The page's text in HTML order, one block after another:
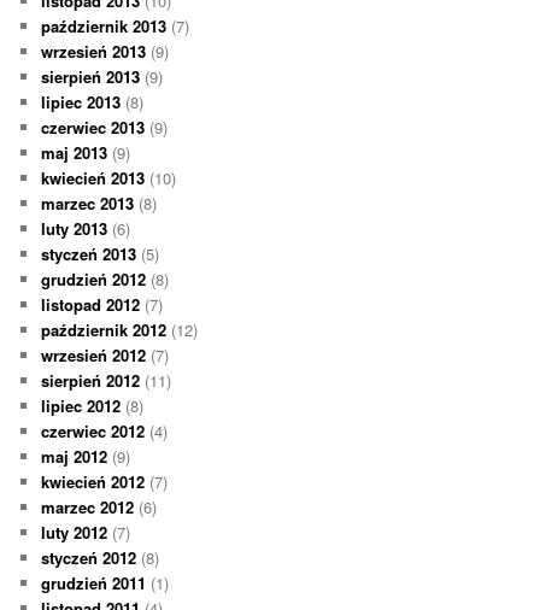
październik 2013 (7)
wrzesień 2013 (9)
sierpień 2013 (9)
lipiec 2013 (8)
czerwiec 2013 (9)
maj 2013 (9)
kwiecień 2013 (10)
marzec 2013 (8)
luty 2013 (6)
styczeń 2013 (5)
grudzień 2012 (8)
listopad 2012 (7)
październik 2012 (12)
wrzesień 2012 (7)
sierpień 2012 (11)
lipiec 2012 (8)
czerwiec 2012 (4)
maj 2012 (9)
kwiecień 2012 (7)
marzec 2012 (6)
luty 2012 (7)
styczeń 2012 (8)
grudzień 2011 (1)